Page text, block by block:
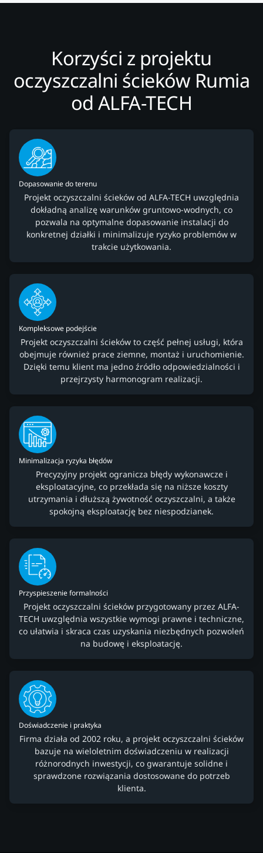
Korzyści z projektu
oczyszczalni ścieków Rumia
od ALFA-TECH
Dopasowanie do terenu
Projekt oczyszczalni ścieków od ALFA-TECH uwzględnia
dokładną analizę warunków gruntowo-wodnych, co
pozwala na optymalne dopasowanie instalacji do
konkretnej działki i minimalizuje ryzyko problemów w
trakcie użytkowania.
Kompleksowe podejście
Projekt oczyszczalni ścieków to część pełnej usługi, która
obejmuje również prace ziemne, montaż i uruchomienie.
Dzięki temu klient ma jedno źródło odpowiedzialności i
przejrzysty harmonogram realizacji.
Minimalizacja ryzyka błędów
Precyzyjny projekt ogranicza błędy wykonawcze i
eksploatacyjne, co przekłada się na niższe koszty
utrzymania i dłuższą żywotność oczyszczalni, a także
spokojną eksploatację bez niespodzianek.
Przyspieszenie formalności
Projekt oczyszczalni ścieków przygotowany przez ALFA-
TECH uwzględnia wszystkie wymogi prawne i techniczne,
co ułatwia i skraca czas uzyskania niezbędnych pozwoleń
na budowę i eksploatację.
Doświadczenie i praktyka
Firma działa od 2002 roku, a projekt oczyszczalni ścieków
bazuje na wieloletnim doświadczeniu w realizacji
różnorodnych inwestycji, co gwarantuje solidne i
sprawdzone rozwiązania dostosowane do potrzeb
klienta.